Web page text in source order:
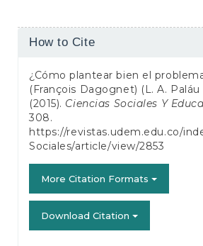
Article
How to Cite
¿Cómo plantear bien el
(François Dagognet) (L. A. Paláu
(2015). Ciencias Sociales Y
308.
https://revistas.udem.edu.co/
Sociales/article/view/2853
More Citation Formats
Download Citation